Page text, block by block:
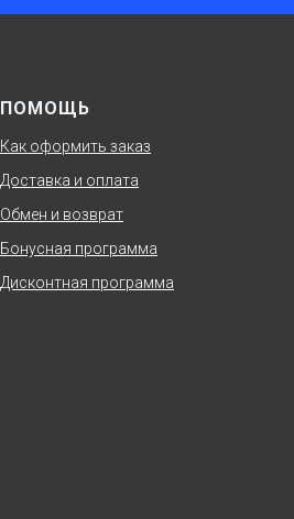
ПОМОЩЬ
Как оформить заказ
Доставка и оплата
Обмен и возврат
Бонусная программа
Дисконтная программа